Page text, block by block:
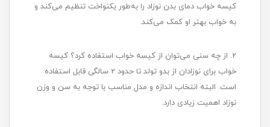
کیسه خواب دمای بدن نوزاد را به‌طور یکنواخت تنظیم می‌کند و
به خواب بهتر او کمک می‌کند.
2. از چه سنی می‌توان از کیسه خواب استفاده کرد؟ کیسه
خواب برای نوزادان از بدو تولد تا حدود 2 سالگی قابل استفاده
است. البته انتخاب اندازه و مدل مناسب با توجه به سن و وزن
نوزاد اهمیت زیادی دارد.